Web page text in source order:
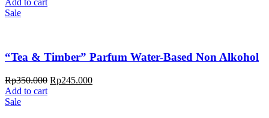
Sale
“Tea & Timber” Parfum Water-Based Non Alkohol
Rp350.000 Rp245.000
Add to cart
Sale